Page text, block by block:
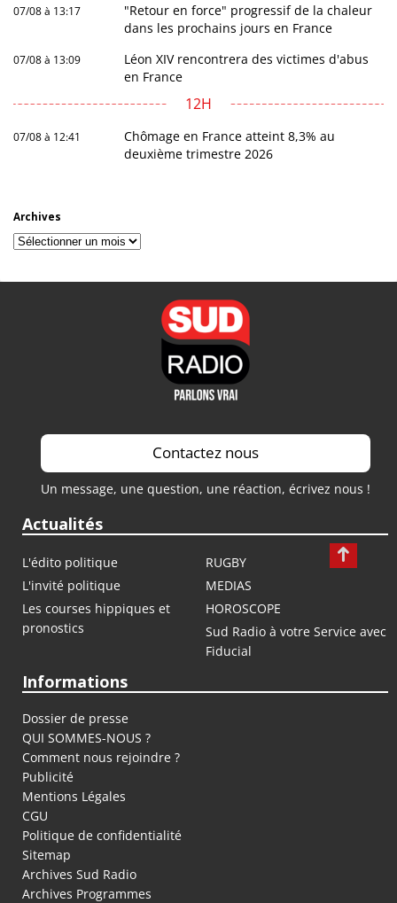
07/08 à 13:17
"Retour en force" progressif de la chaleur
dans les prochains jours en France
07/08 à 13:09
Léon XIV rencontrera des victimes d'abus
en France
12H
07/08 à 12:41
Chômage en France atteint 8,3% au
deuxième trimestre 2026
Archives
Archives
Contactez nous
Un message, une question, une réaction, écrivez nous !
Actualités
L'édito politique
RUGBY
L'invité politique
MEDIAS
Les courses hippiques et
pronostics
HOROSCOPE
Sud Radio à votre Service avec
Fiducial
Informations
Dossier de presse
QUI SOMMES-NOUS ?
Comment nous rejoindre ?
Publicité
Mentions Légales
CGU
Politique de confidentialité
Sitemap
Archives Sud Radio
Archives Programmes